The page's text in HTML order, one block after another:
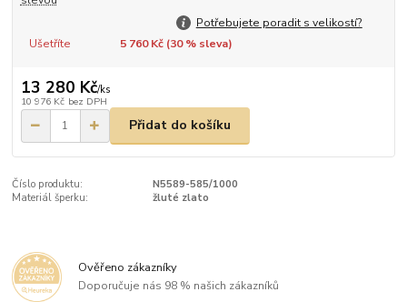
Potřebujete poradit s velikostí?
Ušetříte
5 760 Kč (30% sleva)
13 280 Kč/ks
10 976 Kč bez DPH
Přidat do košíku
Číslo produktu:
N5589-585/1000
Materiál šperku:
žluté zlato
Ověřeno zákazníky
Doporučuje nás 98 % našich zákazníků